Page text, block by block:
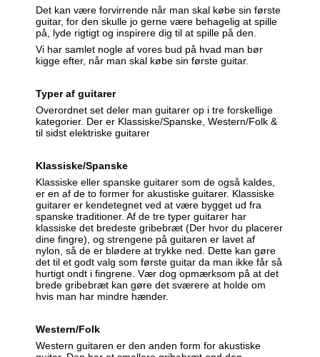
Det kan være forvirrende når man skal købe sin første
guitar, for den skulle jo gerne være behagelig at spille
på, lyde rigtigt og inspirere dig til at spille på den.
Vi har samlet nogle af vores bud på hvad man bør
kigge efter, når man skal købe sin første guitar.
Typer af guitarer
Overordnet set deler man guitarer op i tre forskellige
kategorier. Der er Klassiske/Spanske, Western/Folk &
til sidst elektriske guitarer
Klassiske/Spanske
Klassiske eller spanske guitarer som de også kaldes,
er en af de to former for akustiske guitarer. Klassiske
guitarer er kendetegnet ved at være bygget ud fra
spanske traditioner. Af de tre typer guitarer har
klassiske det bredeste gribebræt (Der hvor du placerer
dine fingre), og strengene på guitaren er lavet af
nylon, så de er blødere at trykke ned. Dette kan gøre
det til et godt valg som første guitar da man ikke får så
hurtigt ondt i fingrene. Vær dog opmærksom på at det
brede gribebræt kan gøre det sværere at holde om
hvis man har mindre hænder.
Western/Folk
Western guitaren er den anden form for akustiske